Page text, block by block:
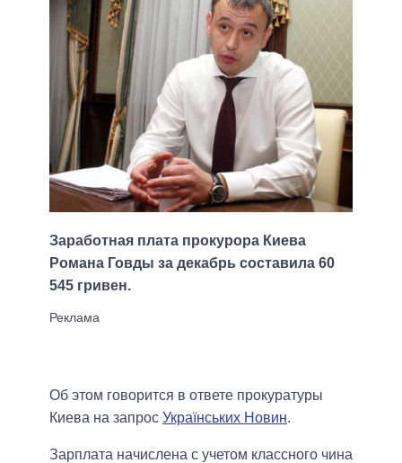
Заработная плата прокурора Киева
Романа Говды за декабрь составила 60
545 гривен.
Об этом говорится в ответе прокуратуры
Киева на запрос Українських Новин.
Зарплата начислена с учетом классного чина